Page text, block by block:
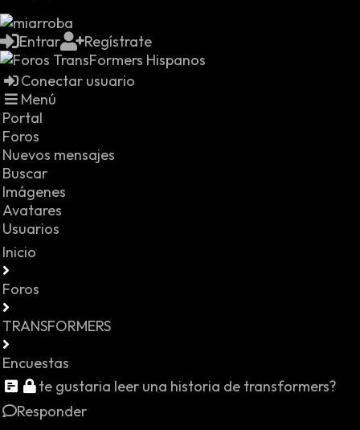
Entrar Regístrate
Conectar usuario
Menú
Portal
Foros
Nuevos mensajes
Buscar
Imágenes
Avatares
Usuarios
Inicio
Foros
TRANSFORMERS
Encuestas
te gustaria leer una historia de transformers?
Responder